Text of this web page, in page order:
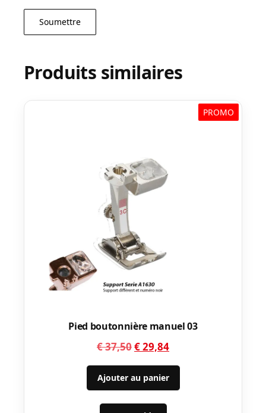
Produits similaires
PROMO
Pied boutonnière manuel 03
€37,50Le
prix
initial
était :
€29,84Le
prix
actuel
est :
Ajouter au panier